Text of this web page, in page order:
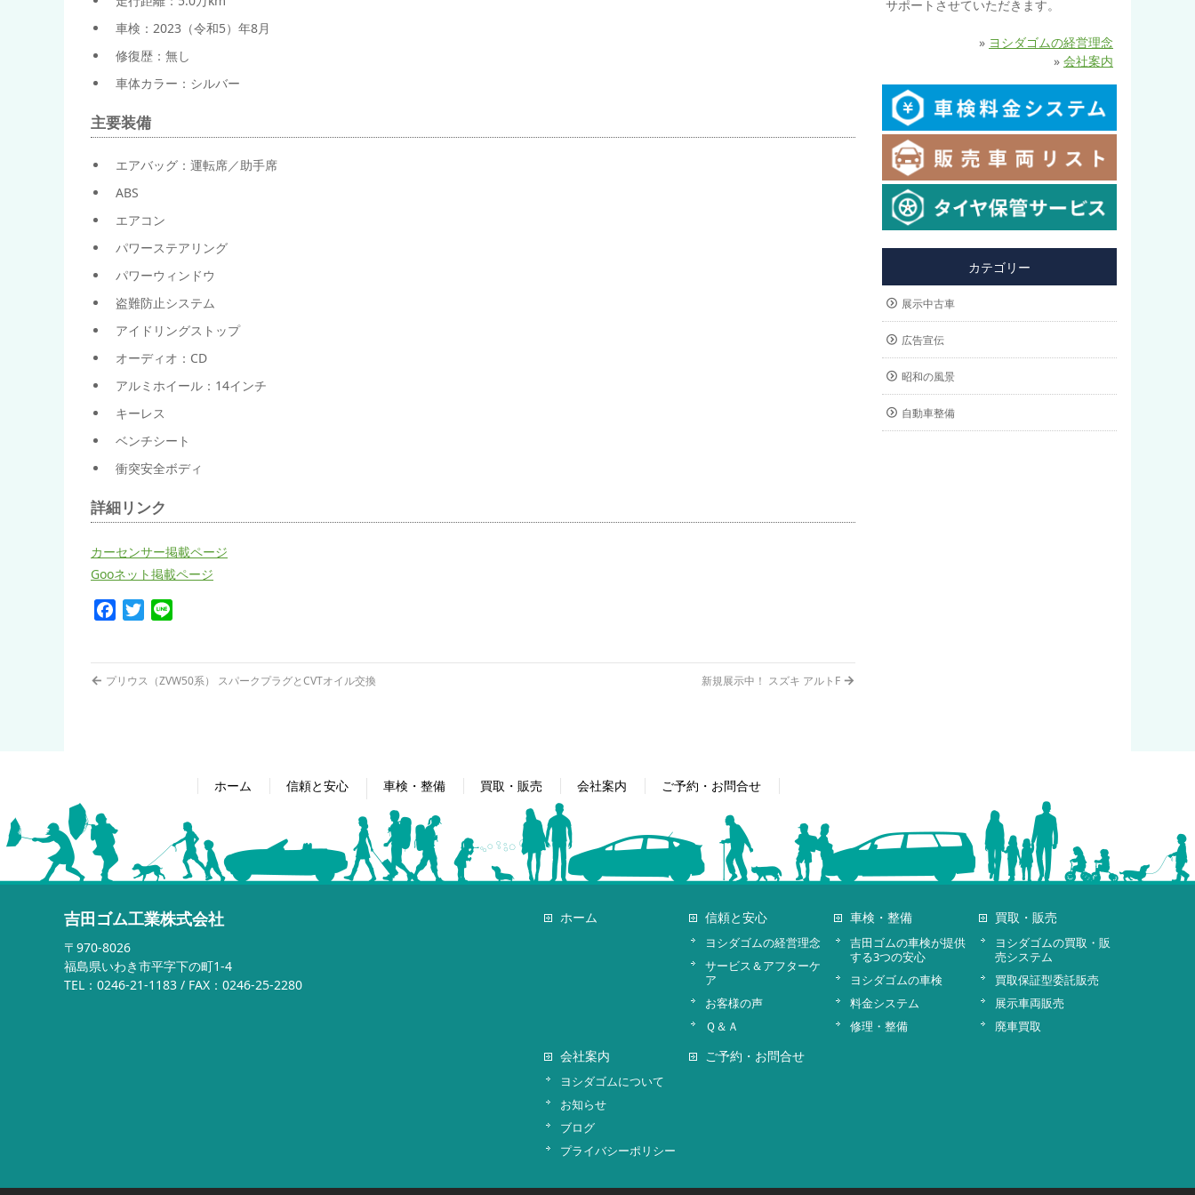
車検：2023（令和5）年8月
修復歴：無し
車体カラー：シルバー
主要装備
エアバッグ：運転席／助手席
ABS
エアコン
パワーステアリング
パワーウィンドウ
盗難防止システム
アイドリングストップ
オーディオ：CD
アルミホイール：14インチ
キーレス
ベンチシート
衝突安全ボディ
詳細リンク
カーセンサー掲載ページ
Gooネット掲載ページ
Facebook
Twitter
← プリウス（ZVW50系） スパークプラグとCVTオイル交換 新規展示中！ スズキ アルトF →
サポートさせていただきます。
» ヨシダゴムの経営理念
» 会社案内
カテゴリー
展示中古車
広告宣伝
昭和の風景
自動車整備
ホーム 信頼と安心 車検・整備 買取・販売 会社案内 ご予約・お問合せ
吉田ゴム工業株式会社
〒970-8026
福島県いわき市平字下の町1-4
TEL：0246-21-1183 / FAX：0246-25-2280
ホーム 信頼と安心
ヨシダゴムの経営理念
サービス＆アフターケ
ア
お客様の声
Ｑ＆Ａ
車検・整備
吉田ゴムの車検が提供
する3つの安心
ヨシダゴムの車検
料金システム
修理・整備
買取・販売
ヨシダゴムの買取・販
売システム
買取保証型委託販売
展示車両販売
廃車買取
会社案内
ヨシダゴムについて
お知らせ
ブログ
プライバシーポリシー
ご予約・お問合せ